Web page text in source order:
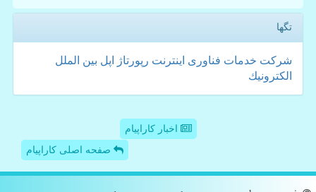
تگها
شركت خدمات فناوری اینترنت رپورتاژ اپل بین الملل
الكترونیك
اخبار کاراپیام
صفحه اصلی کاراپیام